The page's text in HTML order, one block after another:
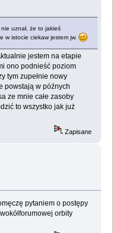
uznał, że to jakieś
w istocie ciekaw jestem jw.
jestem na etapie
ono podnieść poziom
tym zupełnie nowy
powstają w późnych
ze mnie całe zasoby
to wszystko jak już
Zapisane
pytaniem o postępy
orbity